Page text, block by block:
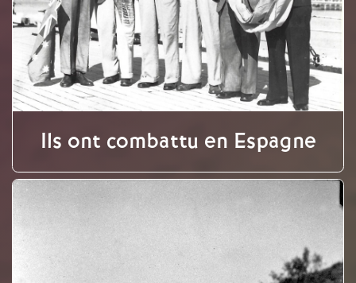
Ils ont combattu en Espagne